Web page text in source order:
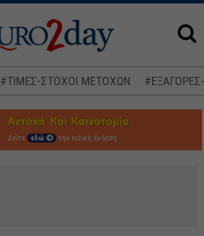
#ΤΙΜΕΣ-ΣΤΟΧΟΙ ΜΕΤΟΧΩΝ
Δείτε εδώ την ειδική έκδοση